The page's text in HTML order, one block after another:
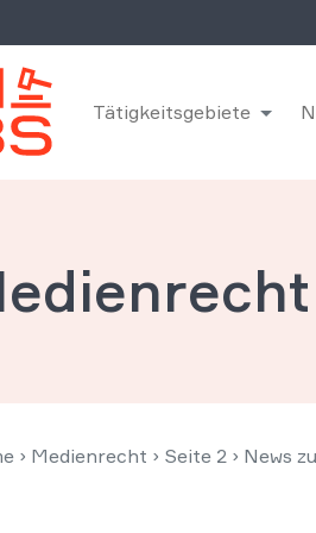
Tätigkeitsgebiete
› Medienrecht › Seite 2 › News